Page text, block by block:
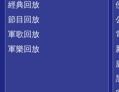
經典回放
節目回放
軍歌回放
軍樂回放